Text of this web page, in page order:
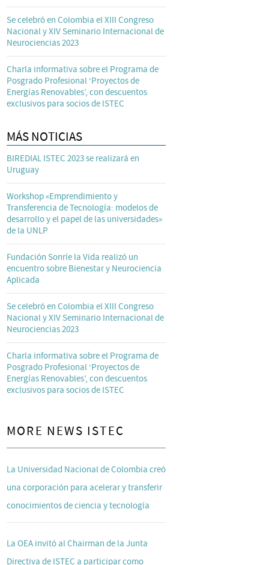
Se celebró en Colombia el XIII Congreso
Nacional y XIV Seminario Internacional de
Neurociencias 2023
Charla informativa sobre el Programa de
Posgrado Profesional ‘Proyectos de
Energías Renovables’, con descuentos
exclusivos para socios de ISTEC
MÁS NOTICIAS
BIREDIAL ISTEC 2023 se realizará en
Uruguay
Workshop «Emprendimiento y
Transferencia de Tecnología: modelos de
desarrollo y el papel de las universidades»
de la UNLP
Fundación Sonríe la Vida realizó un
encuentro sobre Bienestar y Neurociencia
Aplicada
Se celebró en Colombia el XIII Congreso
Nacional y XIV Seminario Internacional de
Neurociencias 2023
Charla informativa sobre el Programa de
Posgrado Profesional ‘Proyectos de
Energías Renovables’, con descuentos
exclusivos para socios de ISTEC
MORE NEWS ISTEC
La Universidad Nacional de Colombia creó
una corporación para acelerar y transferir
conocimientos de ciencia y tecnología
La OEA invitó al Chairman de la Junta
Directiva de ISTEC a participar como